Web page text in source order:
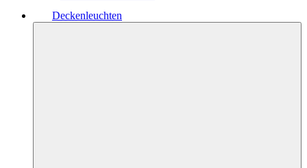
Deckenleuchten